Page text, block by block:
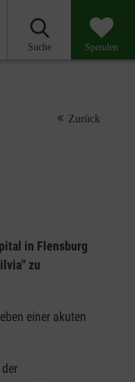
Suche Spenden
Zurück
in Flensburg
zu
einer akuten